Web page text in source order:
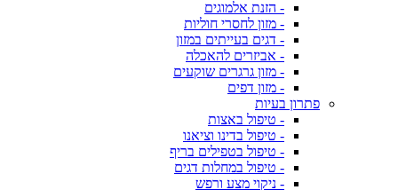
- הזנת אלמוגים
- מזון לחסרי חוליות
- דגים בעייתים במזון
- אביזרים להאכלה
- מזון גרגרים שוקעים
- מזון דפים
פתרון בעיות
- טיפול באצות
- טיפול בדינו וציאנו
- טיפול בטפילים בריף
- טיפול במחלות דגים
- ניקוי מצע ורפש